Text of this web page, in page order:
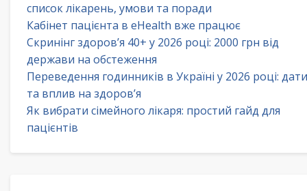
список лікарень, умови та поради
Кабінет пацієнта в eHealth вже працює
Скринінг здоров’я 40+ у 2026 році: 2000 грн від
держави на обстеження
Переведення годинників в Україні у 2026 році: дати
та вплив на здоров’я
Як вибрати сімейного лікаря: простий гайд для
пацієнтів